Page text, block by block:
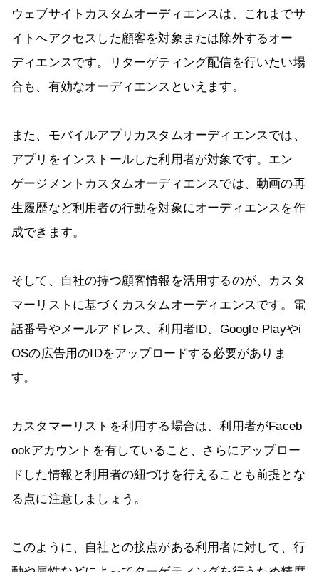
ウェブサイトカスタムオーディエンスは、これまでサ
イトへアクセスした顧客を対象または除外するオー
ディエンスです。リターゲティング配信を行いたい場
合も、有効なオーディエンスといえます。
また、モバイルアプリカスタムオーディエンスでは、
アプリをインストールした利用者が対象です。エン
ゲージメントカスタムオーディエンスでは、動画の再
生履歴など利用者の行動を対象にオーディエンスを作
成できます。
そして、自社の持つ顧客情報を活用するのが、カスタ
マーリストに基づくカスタムオーディエンスです。電
話番号やメールアドレス、利用者ID、Google Playやi
OSの広告用のIDをアップロードする必要がありま
す。
カスタマーリストを利用する場合は、利用者がFaceb
ookアカウントを有していること、さらにアップロー
ドした情報と利用者の紐づけを行えることも前提とな
る点に注意しましょう。
このように、自社との接点がある利用者に対して、行